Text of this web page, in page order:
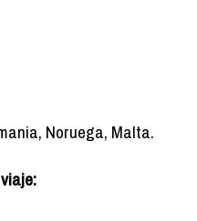
Noruega, Malta.